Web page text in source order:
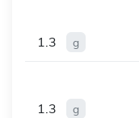
1.3
g
1.3
g